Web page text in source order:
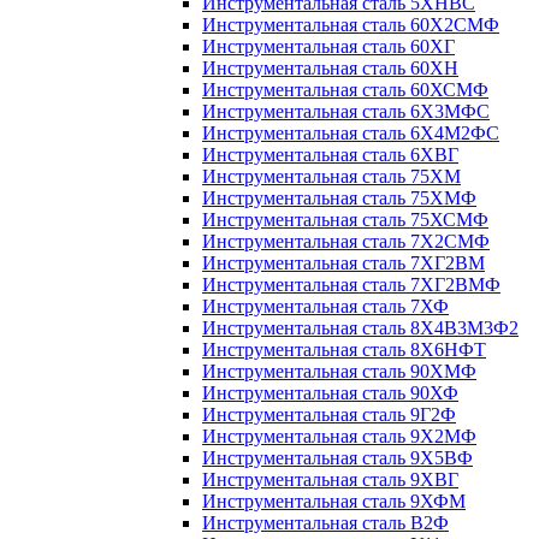
Инструментальная сталь 60Х2СМФ
Инструментальная сталь 60ХГ
Инструментальная сталь 60ХН
Инструментальная сталь 60ХСМФ
Инструментальная сталь 6Х3МФС
Инструментальная сталь 6Х4М2ФС
Инструментальная сталь 6ХВГ
Инструментальная сталь 75ХМ
Инструментальная сталь 75ХМФ
Инструментальная сталь 75ХСМФ
Инструментальная сталь 7Х2СМФ
Инструментальная сталь 7ХГ2ВМ
Инструментальная сталь 7ХГ2ВМФ
Инструментальная сталь 7ХФ
Инструментальная сталь 8Х4В3М3Ф2
Инструментальная сталь 8Х6НФТ
Инструментальная сталь 90ХМФ
Инструментальная сталь 90ХФ
Инструментальная сталь 9Г2Ф
Инструментальная сталь 9Х2МФ
Инструментальная сталь 9Х5ВФ
Инструментальная сталь 9ХВГ
Инструментальная сталь 9ХФМ
Инструментальная сталь В2Ф